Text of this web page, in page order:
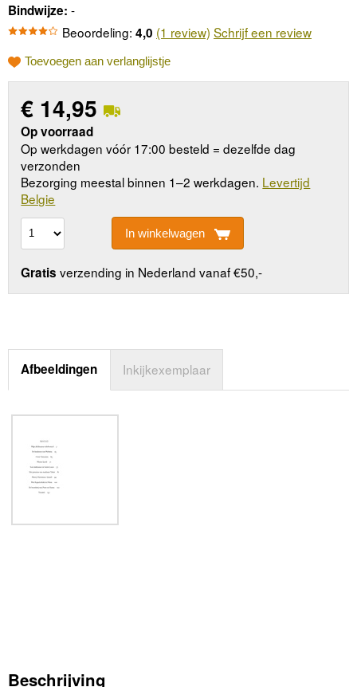
Bindwijze: -
Beoordeling: 4,0 (1 review) Schrijf een review
Toevoegen aan verlanglijstje
€ 14,95
Op voorraad
Op werkdagen vóór 17:00 besteld = dezelfde dag
verzonden
Bezorging meestal binnen 1–2 werkdagen. Levertijd
Belgie
In winkelwagen
Gratis verzending in Nederland vanaf €50,-
Afbeeldingen Inkijkexemplaar
Beschrijving